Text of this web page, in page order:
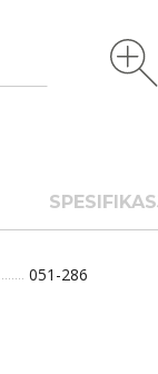
051-286